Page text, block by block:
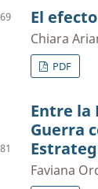
El
Chiara
PDF
Entre la
Guerra
Faviana